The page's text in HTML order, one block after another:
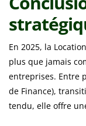
En 2025, la
plus que jamais
entreprises. Entre
de Finance),
tendu, elle offre